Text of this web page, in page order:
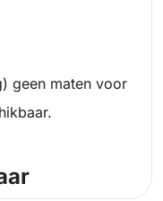
geen maten voor